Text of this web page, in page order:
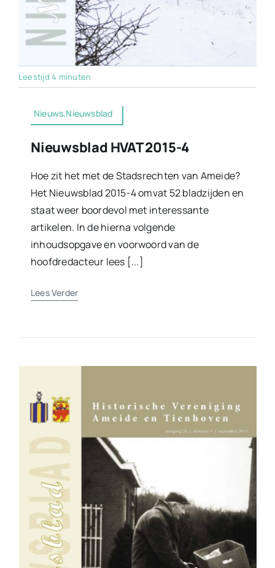
Leestijd 4 minuten
Nieuws,Nieuwsblad
Nieuwsblad HVAT 2015-4
Hoe zit het met de Stadsrechten van Ameide?
Het Nieuwsblad 2015-4 omvat 52 bladzijden en
staat weer boordevol met interessante
artikelen. In de hierna volgende
inhoudsopgave en voorwoord van de
hoofdredacteur lees [...]
Lees Verder